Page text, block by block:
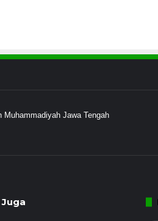
Jawa Tengah